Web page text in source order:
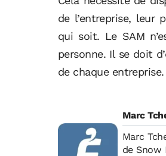
de l’entreprise, leur
qui soit. Le SAM
personne. Il se doit
de chaque entreprise.
Marc
Marc
de Snow